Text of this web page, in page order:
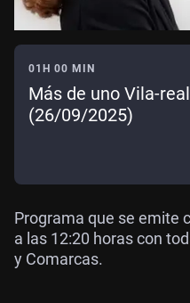
01H 00 MIN
Más de uno Vila-
(26/09/2025)
Programa que se emite
a las 12:20 horas con
y Comarcas.